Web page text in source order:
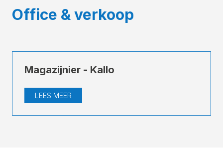
Office & verkoop
Magazijnier - Kallo
LEES MEER